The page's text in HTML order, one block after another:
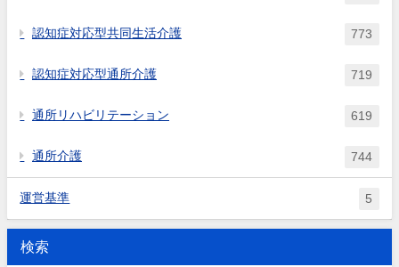
認知症対応型共同生活介護 773
認知症対応型通所介護 719
通所リハビリテーション 619
通所介護 744
運営基準 5
検索